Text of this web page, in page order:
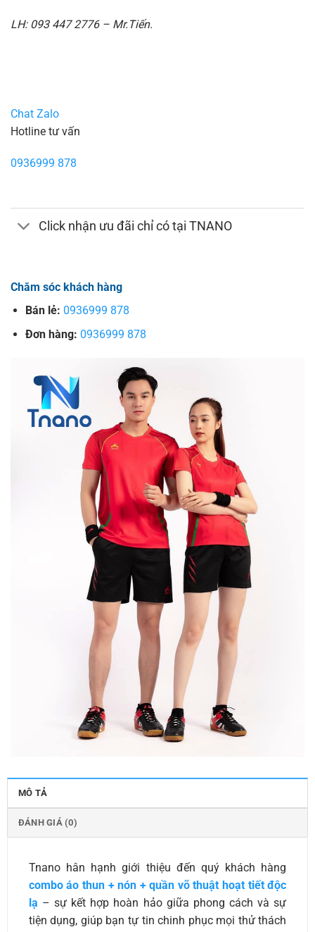
LH: 093 447 2776 – Mr.Tiến.
Chat Zalo
Hotline tư vấn
0936999 878
Click nhận ưu đãi chỉ có tại TNANO
Chăm sóc khách hàng
Bán lẻ: 0936999 878
Đơn hàng: 0936999 878
MÔ TẢ
ĐÁNH GIÁ (0)
Tnano hân hạnh giới thiệu đến quý khách hàng
combo áo thun + nón + quần võ thuật hoạt tiết độc
lạ – sự kết hợp hoàn hảo giữa phong cách và sự
tiện dụng, giúp bạn tự tin chinh phục mọi thử thách